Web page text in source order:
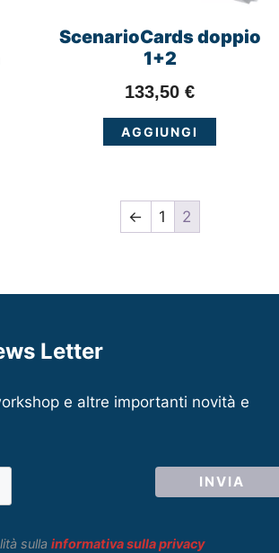
ScenarioCards doppio
1+2
133,50 €
AGGIUNGI
← 1 2
Letter
e altre importanti novità e
sullainformativa sulla privacy